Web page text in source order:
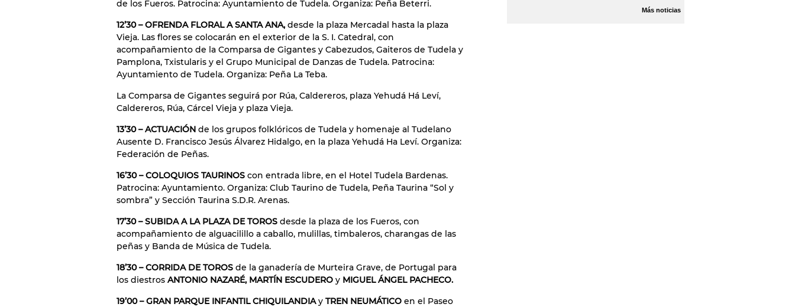
de los Fueros. Patrocina: Ayuntamiento de Tudela. Organiza: Peña Beterri.
12’30 – OFRENDA FLORAL A SANTA ANA, desde la plaza Mercadal hasta la plaza
Vieja. Las flores se colocarán en el exterior de la S. I. Catedral, con
acompañamiento de la Comparsa de Gigantes y Cabezudos, Gaiteros de Tudela y
Pamplona, Txistularis y el Grupo Municipal de Danzas de Tudela. Patrocina:
Ayuntamiento de Tudela. Organiza: Peña La Teba.
La Comparsa de Gigantes seguirá por Rúa, Caldereros, plaza Yehudá Há Leví,
Caldereros, Rúa, Cárcel Vieja y plaza Vieja.
13’30 – ACTUACIÓN de los grupos folklóricos de Tudela y homenaje al Tudelano
Ausente D. Francisco Jesús Álvarez Hidalgo, en la plaza Yehudá Ha Leví. Organiza:
Federación de Peñas.
16’30 – COLOQUIOS TAURINOS con entrada libre, en el Hotel Tudela Bardenas.
Patrocina: Ayuntamiento. Organiza: Club Taurino de Tudela, Peña Taurina “Sol y
sombra” y Sección Taurina S.D.R. Arenas.
17’30 – SUBIDA A LA PLAZA DE TOROS desde la plaza de los Fueros, con
acompañamiento de alguacilillo a caballo, mulillas, timbaleros, charangas de las
peñas y Banda de Música de Tudela.
18’30 – CORRIDA DE TOROS de la ganadería de Murteira Grave, de Portugal para
los diestros ANTONIO NAZARÉ, MARTÍN ESCUDERO y MIGUEL ÁNGEL PACHECO.
19’00 – GRAN PARQUE INFANTIL CHIQUILANDIAy TREN NEUMÁTICO en el Paseo
Más noticias